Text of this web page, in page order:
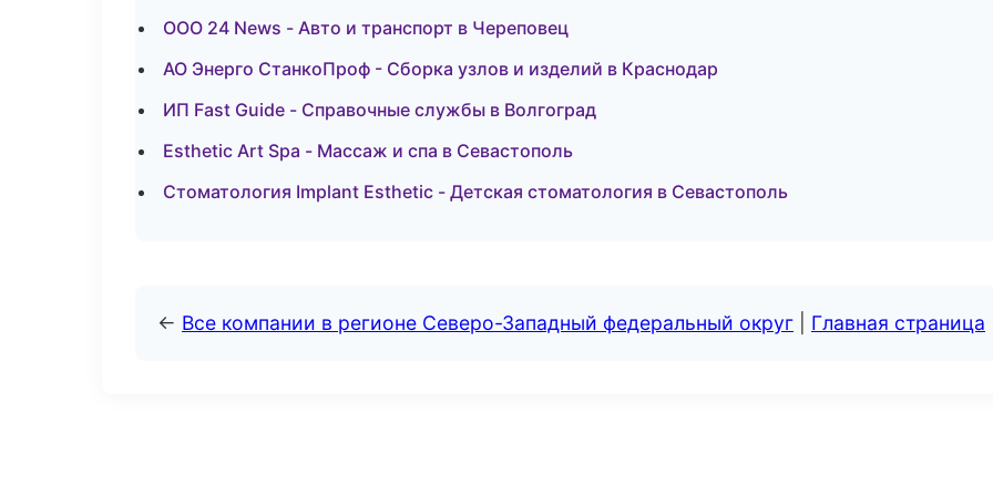
ООО 24 News - Авто и транспорт в Череповец
АО Энерго СтанкоПроф - Сборка узлов и изделий в Краснодар
ИП Fast Guide - Справочные службы в Волгоград
Esthetic Art Spa - Массаж и спа в Севастополь
Стоматология Implant Esthetic - Детская стоматология в Севастополь
← Все компании в регионе Северо-Западный федеральный округ Главная страница